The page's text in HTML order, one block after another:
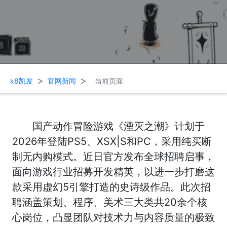
k8凯发 > 官网新闻 > 当前页面
国产动作冒险游戏《湮灭之潮》计划于
2026年登陆PS5、XSX|S和PC，采用纯买断
制无内购模式。近日官方发布全球招聘启事，
面向游戏行业招募开发精英，以进一步打磨这
款采用虚幻5引擎打造的史诗级作品。此次招
聘涵盖策划、程序、美术三大类共20余个核
心岗位，凸显团队对技术力与内容质量的极致